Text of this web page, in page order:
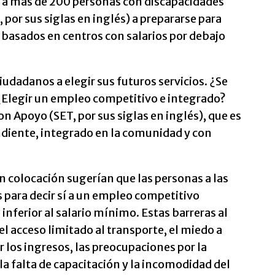
sus siglas en inglés) a prepararse para
en centros con salarios por debajo
a elegir sus futuros servicios. ¿Se
un empleo competitivo e integrado?
Apoyo (SET, por sus siglas en inglés), que es
integrado en la comunidad y con
colocación sugerían que las personas a las
decir sí a un empleo competitivo
al salario mínimo. Estas barreras al
acceso limitado al transporte, el miedo a
ingresos, las preocupaciones por la
falta de capacitación y la incomodidad del